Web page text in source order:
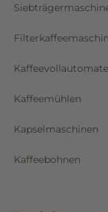
Kaffeemühlen
Kapselmaschinen
Kaffeebohnen